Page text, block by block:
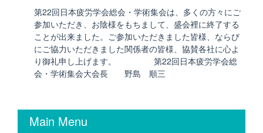
第22回日本疲労学会総会・学術集会は、多くの方々にご
参加いただき、お陰様をもちまして、盛会裡に終了する
ことが出来ました。ご参加いただきました皆様、ならび
にご協力いただきました関係者の皆様、協賛各社に心よ
り御礼申し上げます。 第22回日本疲労学会総
会・学術集会大会長 野島 順三
Main Menu